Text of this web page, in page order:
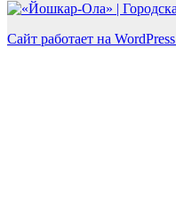
Сайт работает на WordPress